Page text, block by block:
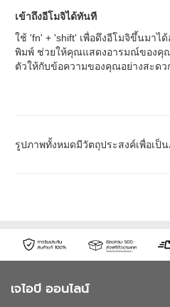
เข้าถึงอีโมจิได้ทันที
ใช้ 'fn' + 'shift' เพื่อดึงอีโมจิขึ้นมาไ
พิมพ์ ช่วยให้คุณแสดงอารมณ์ของคุ
ตัวให้กับข้อความของคุณอย่างสะดว
รูปภาพทั้งหมดมีวัตถุประสงค์เพื่อเป็
เจไอบี ออนไลน์